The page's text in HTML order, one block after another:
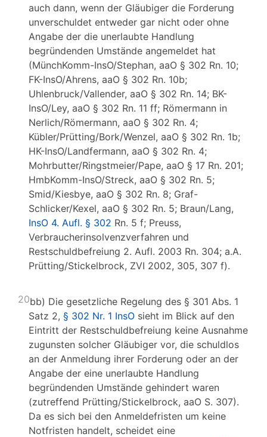
auch dann, wenn der Gläubiger die Forderung
unverschuldet entweder gar nicht oder ohne
Angabe der die unerlaubte Handlung
begründenden Umstände angemeldet hat
(MünchKomm-InsO/Stephan, aaO § 302 Rn. 10;
FK-InsO/Ahrens, aaO § 302 Rn. 10b;
Uhlenbruck/Vallender, aaO § 302 Rn. 14; BK-
InsO/Ley, aaO § 302 Rn. 11 ff; Römermann in
Nerlich/Römermann, aaO § 302 Rn. 4;
Kübler/Prütting/Bork/Wenzel, aaO § 302 Rn. 1b;
HK-InsO/Landfermann, aaO § 302 Rn. 4;
Mohrbutter/Ringstmeier/Pape, aaO § 17 Rn. 201;
HmbKomm-InsO/Streck, aaO § 302 Rn. 5;
Smid/Kiesbye, aaO § 302 Rn. 8; Graf-
Schlicker/Kexel, aaO § 302 Rn. 5; Braun/Lang,
InsO 4. Aufl. § 302 Rn. 5 f; Preuss,
Verbraucherinsolvenzverfahren und
Restschuldbefreiung 2. Aufl. 2003 Rn. 304; a.A.
Prütting/Stickelbrock, ZVI 2002, 305, 307 f).
20bb) Die gesetzliche Regelung des § 301 Abs. 1
Satz 2, § 302 Nr. 1 InsO sieht im Blick auf den
Eintritt der Restschuldbefreiung keine Ausnahme
zugunsten solcher Gläubiger vor, die schuldlos
an der Anmeldung ihrer Forderung oder an der
Angabe der eine unerlaubte Handlung
begründenden Umstände gehindert waren
(zutreffend Prütting/Stickelbrock, aaO S. 307).
Da es sich bei den Anmeldefristen um keine
Notfristen handelt, scheidet eine